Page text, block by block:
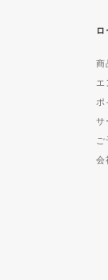
ロ
商
エ
ポ
サ
ご
会